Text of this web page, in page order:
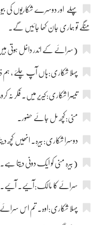
پہلے اور دوسرے شکاریوں کی
منگے تو ہماری جان کھا جائیں گے۔
(سرائے کے اندر داخل ہوتی
پہلا شکاری:ہاں آپ چلئے ، ہم
تیسرا شکاری:کیریر میں۔ فکر نہ
منی:کچھ مل جائے حضور۔
دوسرا شکاری:بیرہ۔ انھیں کچھ
(بیرہ منی کو ایک دونی دیتا
سرائے کا مالک:آئیے۔ آئیے۔
پہلا شکاری:اوہ۔ تم اس